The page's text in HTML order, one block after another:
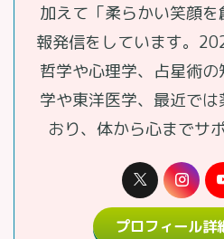
加えて「柔らかい笑顔
報発信をしています。
哲学や心理学、占星術
学や東洋医学、最近で
おり、体から心までサ
プロフィール詳